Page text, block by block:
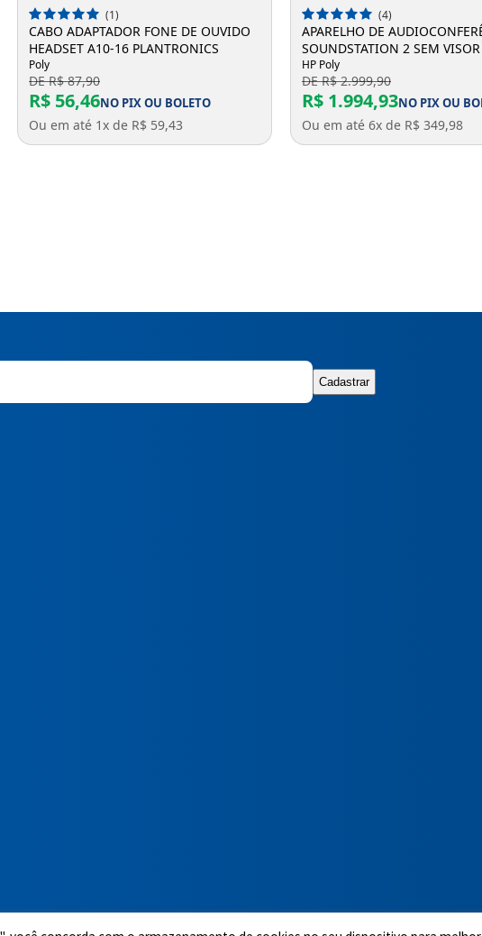
Entendi
Entendi
ADICIONAR A SACOLA
(1)
CABO ADAPTADOR FONE DE OUVIDO
HEADSET A10-16 PLANTRONICS
Poly
DE R$ 87,90
R$ 56,46NO PIX OU BOLETO
Ou em até 1x de R$ 59,43
ADICIONAR A SACOLA
(4)
APARELHO DE
SOUNDSTATION 2 SEM
POLYCOM
HP Poly
DE R$ 2.999,90
R$ 1.994,93NO PIX OU
Ou em até 6x de R$ 349,98
Cadastrar